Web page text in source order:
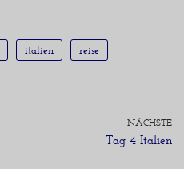
italien reise
NÄCHSTE
Tag 4 Italien